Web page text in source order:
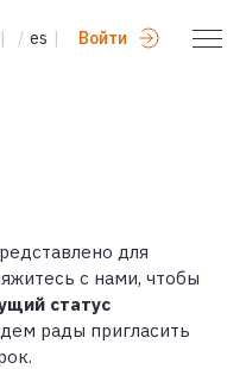
| / es | Войти
для
с нами, чтобы
статус
рады пригласить